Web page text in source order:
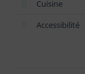
Cuisine
Accessibilité